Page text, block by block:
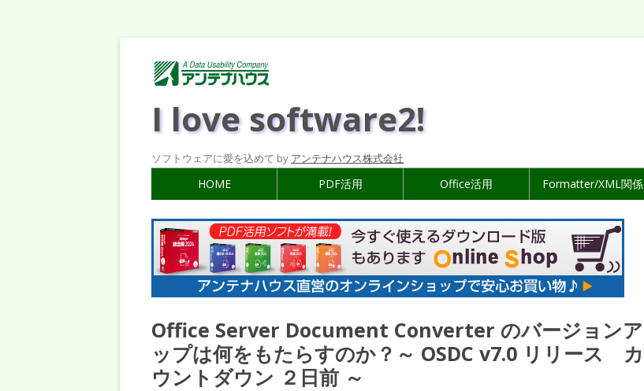
I love software2!
ソフトウェアに愛を込めて by アンテナハウス株式会社
HOME PDF活用 Office活用 Formatter/XML関係
Office Server Document Converter のバージョンア
ップは何をもたらすのか？～ OSDC v7.0 リリース カ
ウントダウン ２日前 ～